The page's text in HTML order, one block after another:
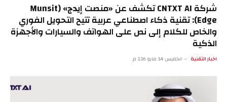
شركة CNTXT AI تكشف عن «منصت إيدج» (Munsit
Edge): تقنية ذكاء اصطناعي عربية تتيح التحويل الفوري
والخاص للكلام إلى نص على الهواتف والسيارات والأجهزة
الذكية
اخبار التقنية الخميس 14 مايو 1:16 م